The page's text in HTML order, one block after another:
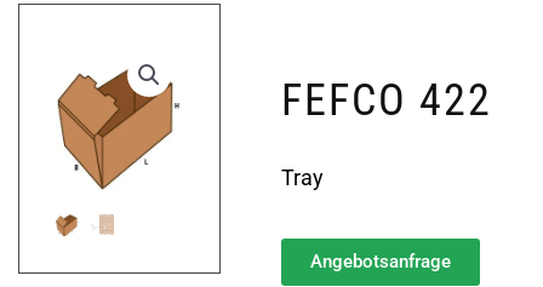
FEFCO 422
Tray
Angebotsanfrage